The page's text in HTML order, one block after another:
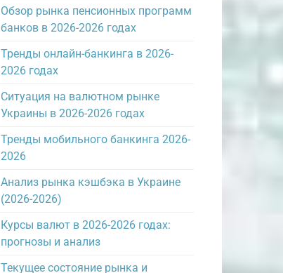
Обзор рынка пенсионных программ
банков в 2026-2026 годах
Тренды онлайн-банкинга в 2026-
2026 годах
Ситуация на валютном рынке
Украины в 2026-2026 годах
Тренды мобильного банкинга 2026-
2026
Анализ рынка кэшбэка в Украине
(2026-2026)
Курсы валют в 2026-2026 годах:
прогнозы и анализ
Текущее состояние рынка и